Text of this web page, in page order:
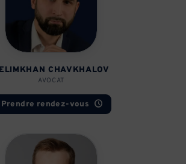
CHAVKHALOV
AVOCAT
Prendre rendez-vous